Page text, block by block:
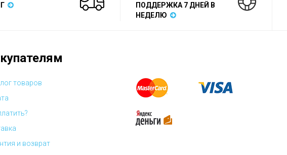
ПОДДЕРЖКА 7 ДНЕЙ В
НЕДЕЛЮ
товаров
и возврат